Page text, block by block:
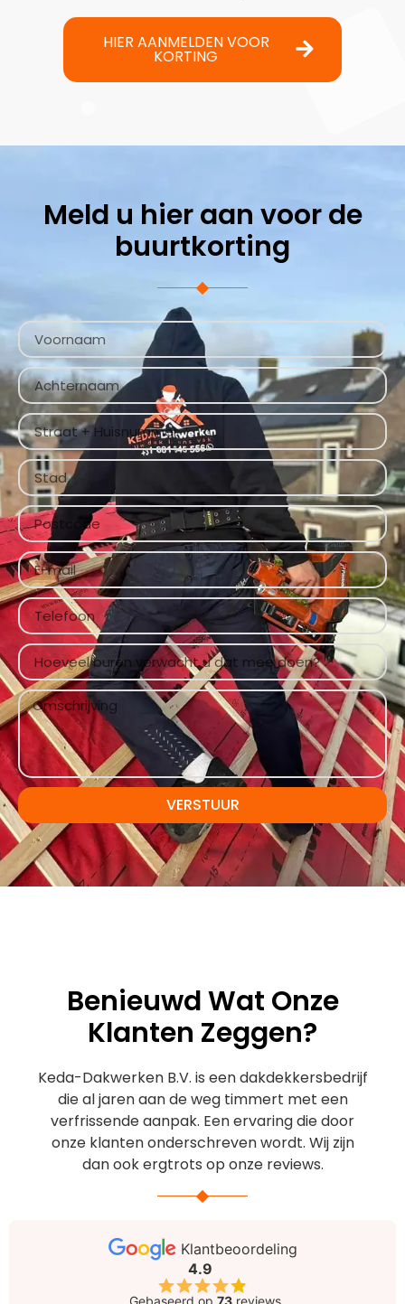
HIER AANMELDEN VOOR
KORTING
Meld u hier aan voor de
buurtkorting
VERSTUUR
Benieuwd Wat Onze
Klanten Zeggen?
Keda-Dakwerken B.V. is een dakdekkersbedrijf
die al jaren aan de weg timmert met een
verfrissende aanpak. Een ervaring die door
onze klanten onderschreven wordt. Wij zijn
dan ook ergtrots op onze reviews.
Klantbeoordeling
4.9
Gebaseerd op 73reviews